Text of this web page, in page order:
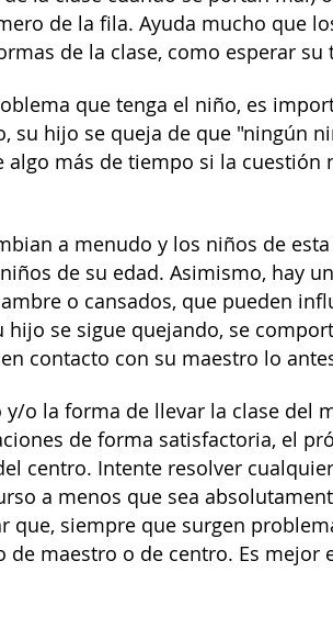
de la fila. Ayuda mucho que
de la clase, como esperar su
que tenga el niño, es
su hijo se queja de que "ningún
más de tiempo si la cuestión
a menudo y los niños de
de su edad. Asimismo, hay
o cansados, que pueden
se sigue quejando, se
contacto con su maestro lo
o la forma de llevar la clase del
de forma satisfactoria, el
centro. Intente resolver
a menos que sea
siempre que surgen
maestro o de centro. Es mejor